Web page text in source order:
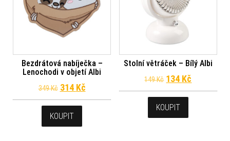
Bezdrátová nabíječka –
Lenochodi v objetí Albi
349Kč Původní cena byla: 349 Kč.
314 KčAktuální cena je: 314 Kč.
KOUPIT
Stolní větráček – Bílý Albi
149Kč Původní cena
134 Kč
KOUPIT